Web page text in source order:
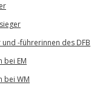
-führerinnen des DFB
bei EM
bei WM